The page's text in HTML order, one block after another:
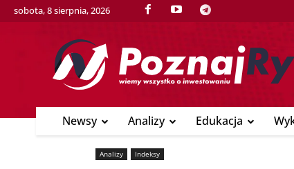
sobota, 8 sierpnia, 2026
Newsy Analizy Edukacja
Analizy Indeksy